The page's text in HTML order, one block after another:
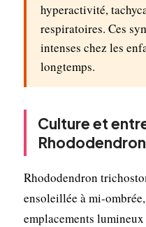
hyperactivité,
respiratoires. Ces
intenses chez les
longtemps.
Culture et
Rhododendron
ensoleillée à mi-
emplacements